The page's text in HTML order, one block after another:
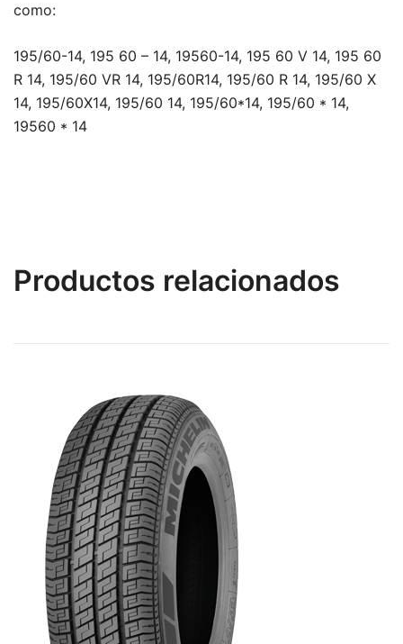
como:
195/60-14, 195 60 – 14, 19560-14, 195 60 V 14, 195 60
R 14, 195/60 VR 14, 195/60R14, 195/60 R 14, 195/60 X
14, 195/60X14, 195/60 14, 195/60*14, 195/60 * 14,
19560 * 14
Productos relacionados